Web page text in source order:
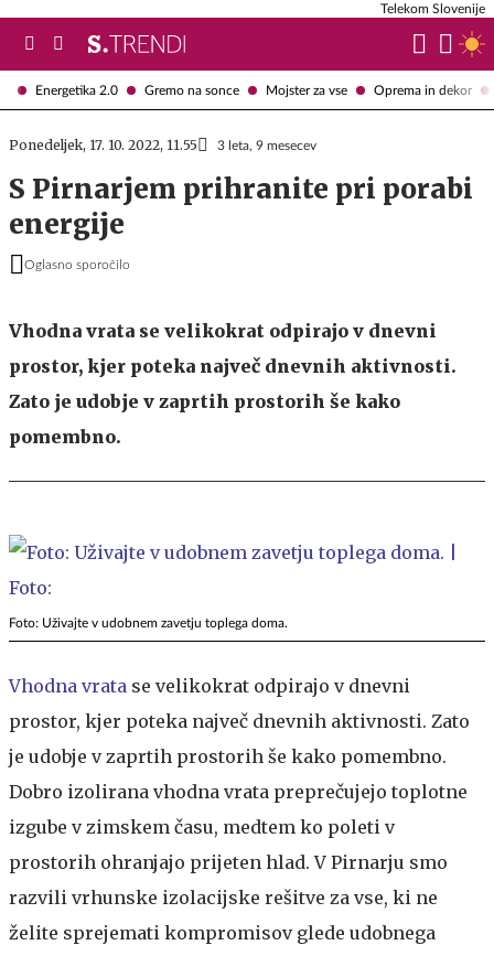
Energetika 2.0 Gremo na sonce Mojster za vse Oprema in dekor
Telekom Slovenije
Ponedeljek, 17. 10. 2022, 11.55 3 leta, 9 mesecev
S Pirnarjem prihranite pri porabi
energije
Oglasno sporočilo
Vhodna vrata se velikokrat odpirajo v dnevni
prostor, kjer poteka največ dnevnih aktivnosti.
Zato je udobje v zaprtih prostorih še kako
pomembno.
Foto: Uživajte v udobnem zavetju toplega doma.
Vhodna vrata se velikokrat odpirajo v dnevni
prostor, kjer poteka največ dnevnih aktivnosti. Zato
je udobje v zaprtih prostorih še kako pomembno.
Dobro izolirana vhodna vrata preprečujejo toplotne
izgube v zimskem času, medtem ko poleti v
prostorih ohranjajo prijeten hlad. V Pirnarju smo
razvili vrhunske izolacijske rešitve za vse, ki ne
želite sprejemati kompromisov glede udobnega